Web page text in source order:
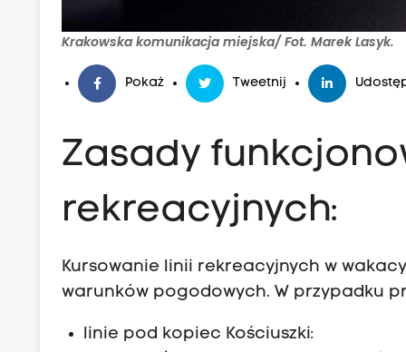
Krakowska komunikacja miejska/ Fot. Marek Lasyk.
Pokaż Tweetnij
Zasady
rekreacyjnych:
Kursowanie linii rekreacyjnych w
warunków pogodowych. W przypadku
linie pod kopiec Kościuszki: